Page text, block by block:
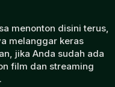
menonton disini terus,
melanggar keras
jika Anda sudah ada
film dan streaming